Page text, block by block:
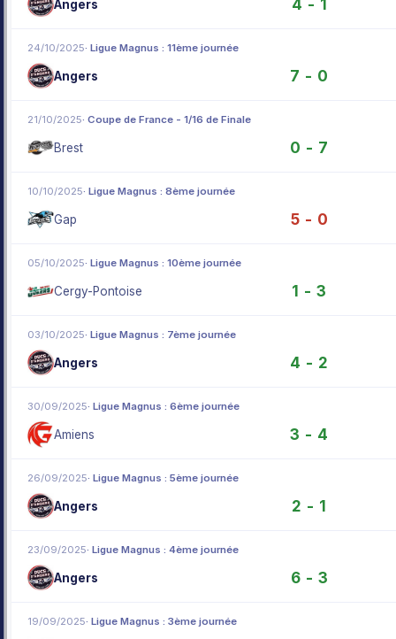
Angers 4 - 1
24/10/2025· Ligue Magnus : 11ème journée
Angers 7 - 0
21/10/2025· Coupe de France - 1/16 de Finale
Brest 0 - 7
10/10/2025· Ligue Magnus : 8ème journée
Gap 5 - 0
05/10/2025· Ligue Magnus : 10ème journée
Cergy-Pontoise 1 - 3
03/10/2025· Ligue Magnus : 7ème journée
Angers 4 - 2
30/09/2025· Ligue Magnus : 6ème journée
Amiens 3 - 4
26/09/2025· Ligue Magnus : 5ème journée
Angers 2 - 1
23/09/2025· Ligue Magnus : 4ème journée
Angers 6 - 3
19/09/2025· Ligue Magnus : 3ème journée